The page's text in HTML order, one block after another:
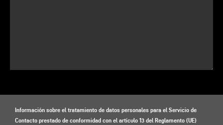
Información sobre el tratamiento de datos personales para el Servicio de
Contacto prestado de conformidad con el artículo 13 del Reglamento (UE)